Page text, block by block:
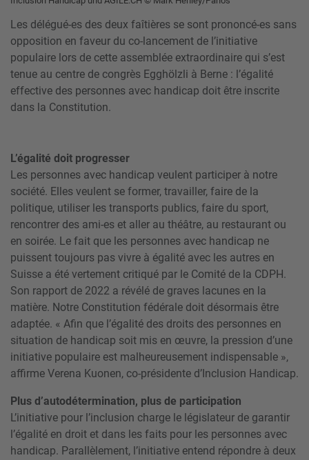
Les délégué-es des deux faîtières se sont prononcé-es sans
opposition en faveur du co-lancement de l’initiative
populaire lors de cette assemblée extraordinaire qui s’est
tenue au centre de congrès Egghölzli à Berne : l’égalité
effective des personnes avec handicap doit être inscrite
dans la Constitution.
L’égalité doit progresser
Les personnes avec handicap veulent participer à notre
société. Elles veulent se former, travailler, faire de la
politique, utiliser les transports publics, faire du sport,
rencontrer des ami-es et aller au théâtre, au restaurant ou
en soirée. Le fait que les personnes avec handicap ne
puissent toujours pas vivre à égalité avec les autres en
Suisse a été vertement critiqué par le Comité de la CDPH.
Son rapport de 2022 a révélé de graves lacunes en la
matière. Notre Constitution fédérale doit désormais être
adaptée. « Afin que l’égalité des droits des personnes en
situation de handicap soit mis en œuvre, la pression d’une
initiative populaire est malheureusement indispensable »,
affirme Verena Kuonen, co-présidente d’Inclusion Handicap.
Plus d’autodétermination, plus de participation
L’initiative pour l’inclusion charge le législateur de garantir
l’égalité en droit et dans les faits pour les personnes avec
handicap. Parallèlement, l’initiative entend répondre à deux